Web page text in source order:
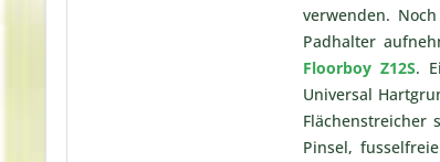
verwenden.
Padhalter
Floorboy Z12S.
Universal
Flächenstreicher
Pinsel,